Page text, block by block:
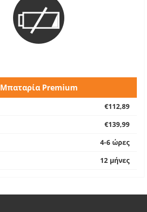
Μπαταρία Premium
€112,89
€139,99
4-6 ώρες
12 μήνες